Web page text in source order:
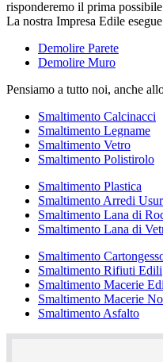
La nostra Impresa Edile
Demolire Parete
Demolire Muro
Pensiamo a tutto noi, anche
Smaltimento Calcinacci
Smaltimento Legname
Smaltimento Vetro
Smaltimento Polistirolo
Smaltimento Plastica
Smaltimento Arredi
Smaltimento Lana di
Smaltimento Lana di
Smaltimento
Smaltimento Rifiuti Edili
Smaltimento Macerie
Smaltimento Macerie
Smaltimento Asfalto